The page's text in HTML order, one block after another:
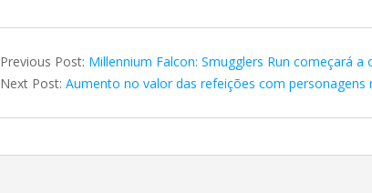
01-
30
Previous Post: Millennium Falcon: Smugglers Run começará a
Next Post: Aumento no valor das refeições com personagens